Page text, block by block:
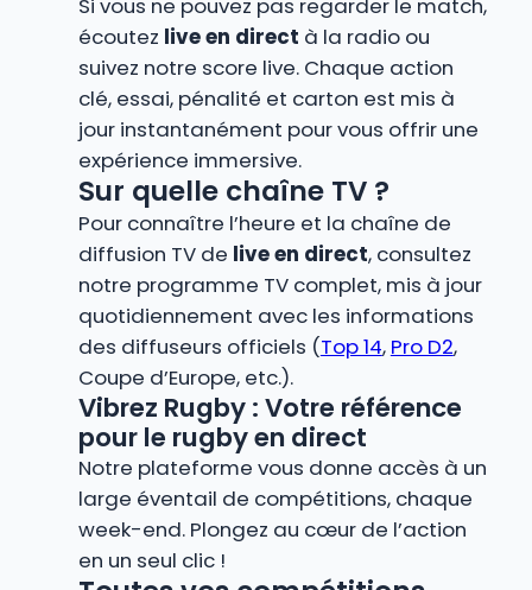
Si vous ne pouvez pas regarder le match,
écoutez live en direct à la radio ou
suivez notre score live. Chaque action
clé, essai, pénalité et carton est mis à
jour instantanément pour vous offrir une
expérience immersive.
Sur quelle chaîne TV ?
Pour connaître l’heure et la chaîne de
diffusion TV de live en direct, consultez
notre programme TV complet, mis à jour
quotidiennement avec les informations
des diffuseurs officiels (Top 14, Pro D2,
Coupe d’Europe, etc.).
Vibrez Rugby : Votre référence
pour le rugby en direct
Notre plateforme vous donne accès à un
large éventail de compétitions, chaque
week-end. Plongez au cœur de l’action
en un seul clic !